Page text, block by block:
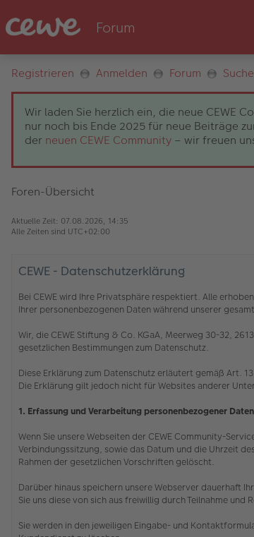
Registrieren Anmelden Forum Suche
Wir laden Sie herzlich ein, die neue CEWE
nur noch bis Ende 2025 für neue Beiträge
der neuen CEWE Community – wir freuen
Foren-Übersicht
Aktuelle Zeit: 07.08.2026, 14:35
Alle Zeiten sind UTC+02:00
CEWE - Datenschutzerklärung
Bei CEWE wird Ihre Privatsphäre respektiert. Alle
Ihrer personenbezogenen Daten während unserer
Wir, die CEWE Stiftung & Co. KGaA, Meerweg 30-32,
gesetzlichen Bestimmungen zum Datenschutz.
Diese Erklärung zum Datenschutz erläutert gemäß Art.
Die Erklärung gilt jedoch nicht für Websites anderer
1. Erfassung und Verarbeitung personenbezogener
Wenn Sie unsere Webseiten der CEWE Community-
Verbindungssitzung, sowie das Datum und die Uhrzeit
Rahmen der gesetzlichen Vorschriften gelöscht.
Darüber hinaus speichern unsere Webserver dauerhaft
Sie uns diese von sich aus freiwillig durch Teilnahme
Sie werden in den jeweiligen Eingabe- und